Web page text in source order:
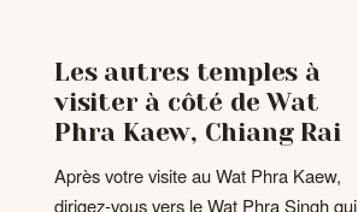
Les autres temples à
visiter à côté de Wat
Phra Kaew, Chiang Rai
Après votre visite au Wat Phra Kaew,
dirigez-vous vers le Wat Phra Singh qui